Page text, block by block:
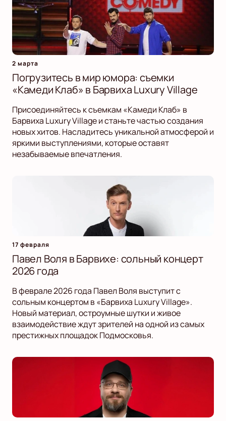
2 марта
Погрузитесь в мир юмора: съемки
«Камеди Клаб» в Барвиха Luxury Village
Присоединяйтесь к съемкам «Камеди Клаб» в
Барвиха Luxury Village и станьте частью создания
новых хитов. Насладитесь уникальной атмосферой и
яркими выступлениями, которые оставят
незабываемые впечатления.
17 февраля
Павел Воля в Барвихе: сольный концерт
2026 года
В феврале 2026 года Павел Воля выступит с
сольным концертом в «Барвиха Luxury Village».
Новый материал, остроумные шутки и живое
взаимодействие ждут зрителей на одной из самых
престижных площадок Подмосковья.